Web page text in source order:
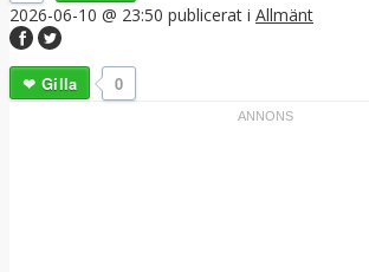
2026-06-10 @ 23:50 publicerat i Allmänt
0
Gilla